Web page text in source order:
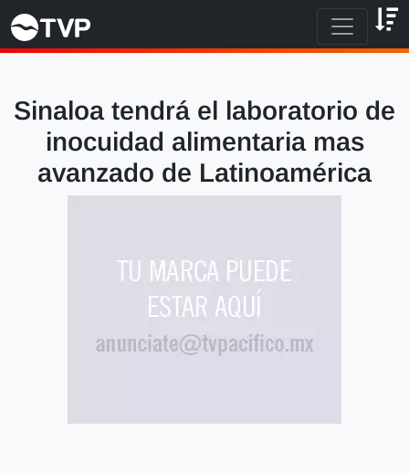
Sinaloa tendrá el laboratorio de
inocuidad alimentaria mas
avanzado de Latinoamérica